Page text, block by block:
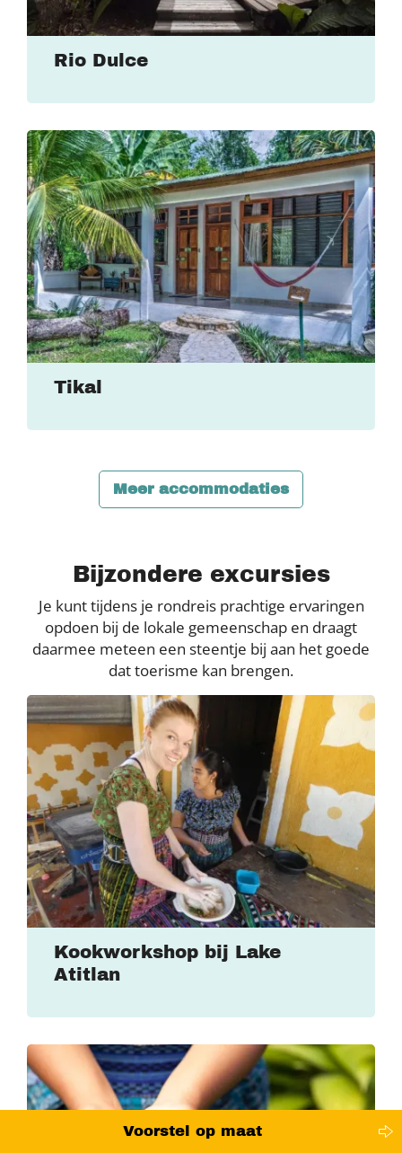
Rio Dulce
Tikal
Meer accommodaties
Bijzondere excursies
Je kunt tijdens je rondreis prachtige ervaringen
opdoen bij de lokale gemeenschap en draagt
daarmee meteen een steentje bij aan het goede
dat toerisme kan brengen.
Kookworkshop bij Lake
Atitlan
Voorstel op maat